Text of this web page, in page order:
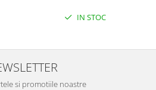
IN STOC
si promotiile noastre